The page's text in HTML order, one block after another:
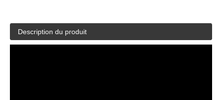
Description du produit